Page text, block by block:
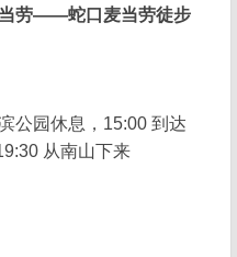
劳——蛇口麦当劳徒步
公园休息，15:00 到达
从南山下来